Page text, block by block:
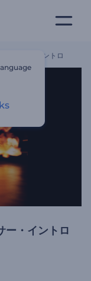
ンサー・イントロ
ー・イントロ